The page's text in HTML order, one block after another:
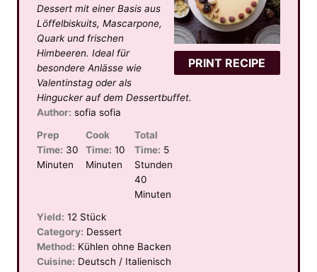
PRINT RECIPE
a
r
s
a
r
s
a
r
s
a
r
s
a
r
Dessert mit einer Basis aus
Löffelbiskuits, Mascarpone,
Quark und frischen
Himbeeren. Ideal für
besondere Anlässe wie
Valentinstag oder als
Hingucker auf dem Dessertbuffet.
Author: sofia sofia
Prep
Time: 30
Minuten
Cook
Time: 10
Minuten
Total
Time: 5
Stunden
40
Minuten
Yield: 12 Stück
Category: Dessert
Method: Kühlen ohne Backen
Cuisine: Deutsch / Italienisch